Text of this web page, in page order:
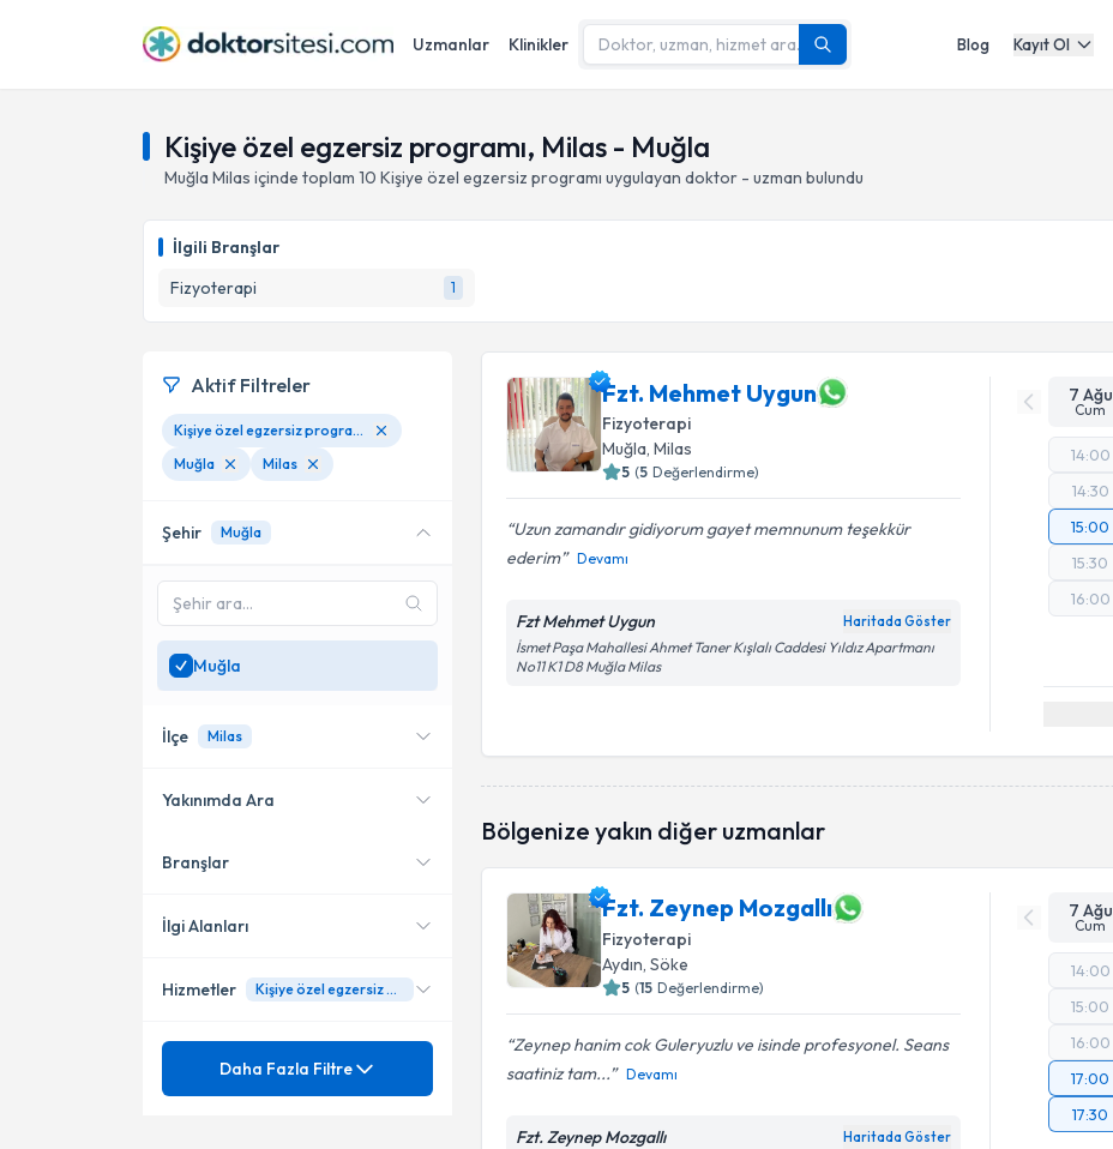
Uzmanlar Klinikler Blog Kayıt Ol
Kişiye özel egzersiz programı, Milas - Muğla
Muğla Milas içinde toplam 10 Kişiye özel egzersiz programı uygulayan doktor - uzman bulundu
İlgili Branşlar
Fizyoterapi
1
Fzt. Mehmet Uygun
Fizyoterapi
Muğla, Milas
5 (5 Değerlendirme)
Uzun zamandır gidiyorum gayet memnunum teşekkür
ederim
Devamı
Fzt Mehmet Uygun Haritada Göster
İsmet Paşa Mahallesi Ahmet Taner Kışlalı Caddesi Yıldız Apartmanı
No11 K1 D8 Muğla Milas
7 Ağu
Cum
14:00
14:30
15:00
15:30
16:00
Bölgenize yakın diğer uzmanlar
Fzt. Zeynep Mozgallı
Fizyoterapi
Aydın , Söke
5 (15 Değerlendirme)
Zeynep hanim cok Guleryuzlu ve isinde profesyonel. Seans
saatiniz tam...
Devamı
Fzt. Zeynep Mozgallı Haritada Göster
7 Ağu
Cum
14:00
15:00
16:00
17:00
17:30
Aktif Filtreler
Kişiye özel egzersiz programı
Muğla
Milas
Şehir Muğla
Muğla
İlçe Milas
Milas
Yakınımda Ara
Konumuma yakın uzmanları
Branşlar
Fizyoterapi
İlgi Alanları
3D Schroth Terapi
Hizmetler Kişiye özel egzersiz programı
Uzmanlık Alınan Kurum
Daha Fazla Filtre